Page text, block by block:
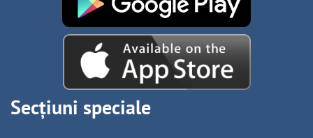
Secțiuni speciale